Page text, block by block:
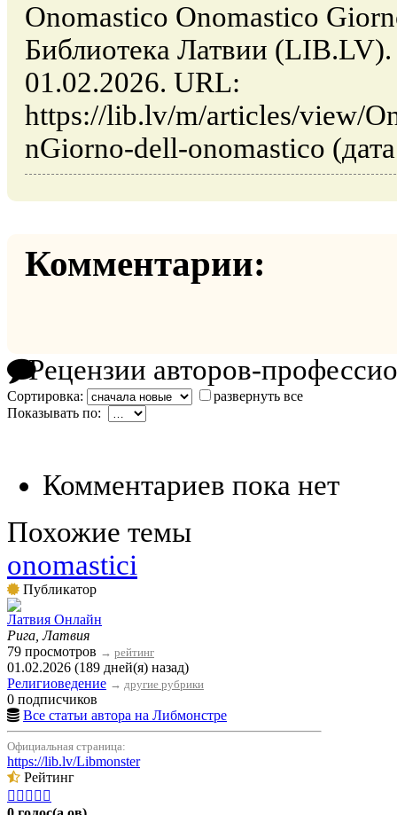
Onomastico Onomastico
Библиотека Латвии
01.02.2026. URL:
https://lib.lv/m/articles/view/
nGiorno-dell-onomastico
Комментарии:
Рецензии авторов-
Сортировка:
развернуть все
Показывать по:
Комментариев пока нет
Похожие темы
onomastici
Публикатор
Латвия Онлайн
Рига, Латвия
79 просмотров → рейтинг
01.02.2026 (189 дней(я) назад)
Религиоведение → другие рубрики
0 подписчиков
Все статьи автора на Либмонстре
Официальная страница:
https://lib.lv/Libmonster
Рейтинг
    